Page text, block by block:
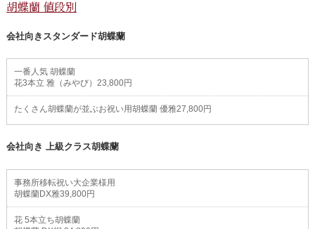
胡蝶蘭 値段別
会社向きスタンダード胡蝶蘭
一番人気 胡蝶蘭
花3本立 雅（みやび）23,800円
たくさん胡蝶蘭が並ぶお祝い用胡蝶蘭 優雅27,800円
会社向き 上級クラス胡蝶蘭
事務所移転祝い大企業様用
胡蝶蘭DX雅39,800円
花 5本立ち胡蝶蘭